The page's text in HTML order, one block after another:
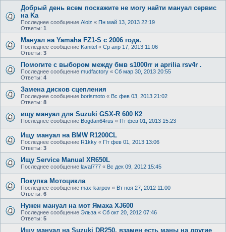
Добрый день всем поскажите не могу найти мануал сервис
на Ka
Последнее сообщение Aloiz « Пн май 13, 2013 22:19
Ответы: 1
Мануал на Yamaha FZ1-S c 2006 года.
Последнее сообщение Kanitel « Ср апр 17, 2013 11:06
Ответы: 3
Помогите с выбором между бмв s1000rr и aprilia rsv4r .
Последнее сообщение mudfactory « Сб мар 30, 2013 20:55
Ответы: 4
Замена дисков сцепления
Последнее сообщение borismoto « Вс фев 03, 2013 21:02
Ответы: 8
ищу мануал для Suzuki GSX-R 600 К2
Последнее сообщение Bogdan64rus « Пт фев 01, 2013 15:23
Ищу мануал на BMW R1200CL
Последнее сообщение R1kky « Пт фев 01, 2013 13:06
Ответы: 3
Ищу Service Manual XR650L
Последнее сообщение laval777 « Вс дек 09, 2012 15:45
Покупка Мотоцикла
Последнее сообщение max-karpov « Вт ноя 27, 2012 11:00
Ответы: 6
Нужен мануал на мот Ямаха XJ600
Последнее сообщение Эльза « Сб окт 20, 2012 07:46
Ответы: 5
Ищу мануал на Suzuki DR250, взамен есть маны на другие